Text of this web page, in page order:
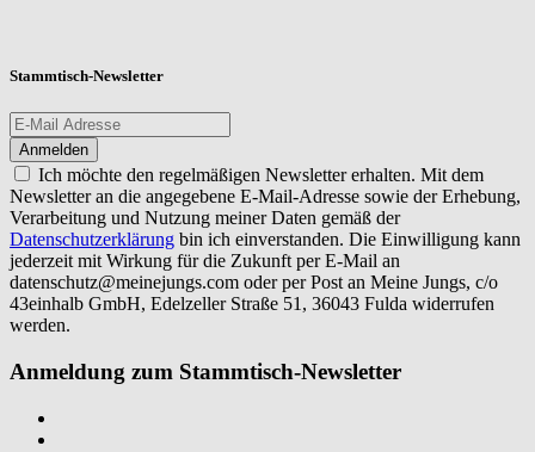
Stammtisch-Newsletter
Ich möchte den regelmäßigen Newsletter erhalten. Mit dem
Newsletter an die angegebene E-Mail-Adresse sowie der Erhebung,
Verarbeitung und Nutzung meiner Daten gemäß der
Datenschutzerklärung bin ich einverstanden. Die Einwilligung kann
jederzeit mit Wirkung für die Zukunft per E-Mail an
datenschutz@meinejungs.com oder per Post an Meine Jungs, c/o
43einhalb GmbH, Edelzeller Straße 51, 36043 Fulda widerrufen
werden.
Anmeldung zum Stammtisch-Newsletter